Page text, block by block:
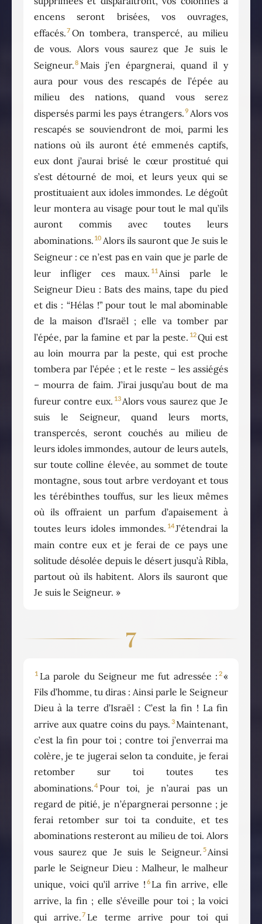
encens seront brisées, vos ouvrages,
effacés.7 On tombera, transpercé, au milieu
de vous. Alors vous saurez que Je suis le
Seigneur.8 Mais j’en épargnerai, quand il y
aura pour vous des rescapés de l’épée au
milieu des nations, quand vous serez
dispersés parmi les pays étrangers.9 Alors vos
rescapés se souviendront de moi, parmi les
nations où ils auront été emmenés captifs,
eux dont j’aurai brisé le cœur prostitué qui
s’est détourné de moi, et leurs yeux qui se
prostituaient aux idoles immondes. Le dégoût
leur montera au visage pour tout le mal qu’ils
auront commis avec toutes leurs
abominations. 10 Alors ils sauront que Je suis le
Seigneur : ce n’est pas en vain que je parle de
leur infliger ces maux. 11 Ainsi parle le
Seigneur Dieu : Bats des mains, tape du pied
et dis : “Hélas !” pour tout le mal abominable
de la maison d’Israël ; elle va tomber par
l’épée, par la famine et par la peste. 12Qui est
au loin mourra par la peste, qui est proche
tombera par l’épée ; et le reste – les assiégés
– mourra de faim. J’irai jusqu’au bout de ma
fureur contre eux. 13Alors vous saurez que Je
suis le Seigneur, quand leurs morts,
transpercés, seront couchés au milieu de
leurs idoles immondes, autour de leurs autels,
sur toute colline élevée, au sommet de toute
montagne, sous tout arbre verdoyant et tous
les térébinthes touffus, sur les lieux mêmes
où ils offraient un parfum d’apaisement à
toutes leurs idoles immondes. 14J’étendrai la
main contre eux et je ferai de ce pays une
solitude désolée depuis le désert jusqu’à Ribla,
partout où ils habitent. Alors ils sauront que
Je suis le Seigneur. »
7
1 La parole du Seigneur me fut adressée : 2«
Fils d’homme, tu diras : Ainsi parle le Seigneur
Dieu à la terre d’Israël : C’est la fin ! La fin
arrive aux quatre coins du pays. 3 Maintenant,
c’est la fin pour toi ; contre toi j’enverrai ma
colère, je te jugerai selon ta conduite, je ferai
retomber sur toi toutes tes
abominations.4 Pour toi, je n’aurai pas un
regard de pitié, je n’épargnerai personne ; je
ferai retomber sur toi ta conduite, et tes
abominations resteront au milieu de toi. Alors
vous saurez que Je suis le Seigneur. 5Ainsi
parle le Seigneur Dieu : Malheur, le malheur
unique, voici qu’il arrive ! 6 La fin arrive, elle
arrive, la fin ; elle s’éveille pour toi ; la voici
qui arrive.7 Le terme arrive pour toi qui